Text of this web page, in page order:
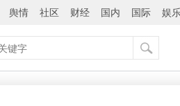
舆情 社区 财经 国内 国际 娱